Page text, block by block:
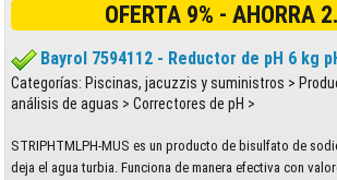
OFERTA 9% - AHORRA
Bayrol 7594112 - Reductor de pH 6 kg
Categorías: Piscinas, jacuzzis y suministros >
análisis de aguas > Correctores de pH >
STRIPHTMLPH-MUS es un producto de bisulfato de
deja el agua turbia. Funciona de manera efectiva con